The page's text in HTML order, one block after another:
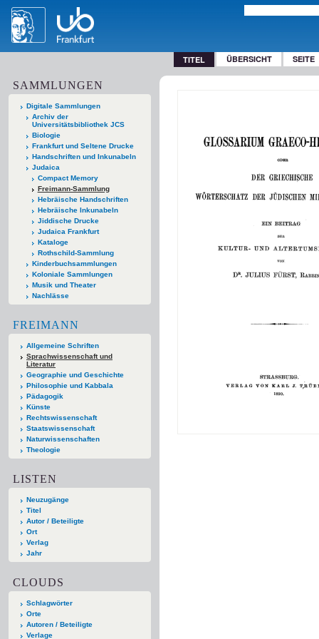
TITEL ÜBERSICHT SEITE
SAMMLUNGEN
Digitale Sammlungen
Archiv der
Universitätsbibliothek JCS
Biologie
Frankfurt und Seltene Drucke
Handschriften und Inkunabeln
Judaica
Compact Memory
Freimann-Sammlung
Hebräische Handschriften
Hebräische Inkunabeln
Jiddische Drucke
Judaica Frankfurt
Kataloge
Rothschild-Sammlung
Kinderbuchsammlungen
Koloniale Sammlungen
Musik und Theater
Nachlässe
FREIMANN
Allgemeine Schriften
Sprachwissenschaft und
Literatur
Geographie und Geschichte
Philosophie und Kabbala
Pädagogik
Künste
Rechtswissenschaft
Staatswissenschaft
Naturwissenschaften
Theologie
LISTEN
Neuzugänge
Titel
Autor / Beteiligte
Ort
Verlag
Jahr
CLOUDS
Schlagwörter
Orte
Autoren / Beteiligte
Verlage